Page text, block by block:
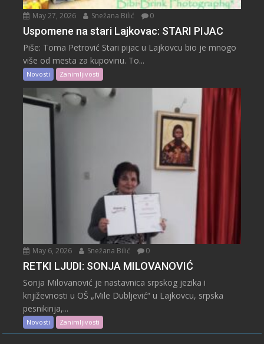
May 27, 2026 Snežana Bilić 0
Uspomene na stari Lajkovac: STARI PIJAC
Piše: Toma Petrović Stari pijac u Lajkovcu bio je mnogo
više od mesta za kupovinu. To...
Novosti Zanimljivosti
May 6, 2026 Snežana Bilić 0
RETKI LJUDI: SONJA MILOVANOVIĆ
Sonja Milovanović je nastavnica srpskog jezika i
književnosti u OŠ „Mile Dubljević“ u Lajkovcu, srpska
pesnikinja,...
Novosti Zanimljivosti